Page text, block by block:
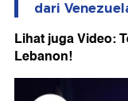
dari
Lihat juga Video:
Lebanon!